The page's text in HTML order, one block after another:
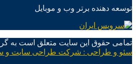
توسعه دهنده برتر وب و موبایل
تمامی حقوق این سایت متعلق است به
سئو و طراحی : شرکت طراحی سایت و